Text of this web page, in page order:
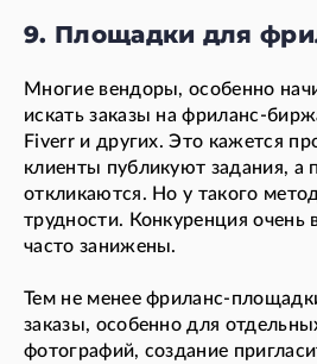
9. Площадки для
Многие вендоры, особенно
искать заказы на фриланс-
Fiverr и других. Это кажется
клиенты публикуют задания, а
откликаются. Но у такого
трудности. Конкуренция очень
часто занижены.
Тем не менее фриланс-
заказы, особенно для
фотографий, создание